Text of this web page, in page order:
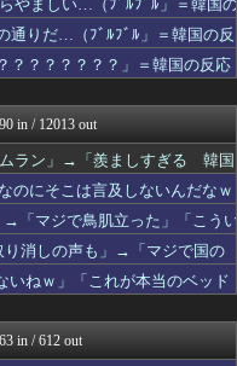
反応スポーツ
憂鬱 海外・韓国の反...
ル
外の反応)
報 海外の反応
まと...
本
ュース反応まとめ
グーチョキパー
るど
お前ら 海外の反応
・オブ・フットボール...
ニージャパン！
ークログ
やましい…（ﾌﾞﾙﾌﾞﾙ」＝韓国の
通りだ…（ﾌﾞﾙﾌﾞﾙ」＝韓国の反
？？？？？？」＝韓国の反応
in / 12013 out
ムラン」→「羨ましすぎる 韓国
のにそこは言及しないんだなｗ
「マジで鳥肌立った」「こうい
に行動したはずだ」【熊本地
り消しの声も」→「マジで国の
ばすね」
ねｗ」「これが本当のベッド
in / 612 out